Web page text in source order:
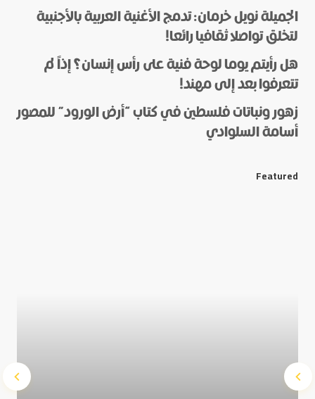
Name
*
E-mail
*
الجميلة نويل خرمان: تدمج الأغنية العربية بالأجنبية
لتخلق تواصلا ثقافيا رائعا!
هل رأيتم يوما لوحة فنية على رأس إنسان؟ إذاً لم
تتعرفوا بعد إلى مهند!
زهور ونباتات فلسطين في كتاب “أرض الورود” للمصور
أسامة السلوادي
Featured